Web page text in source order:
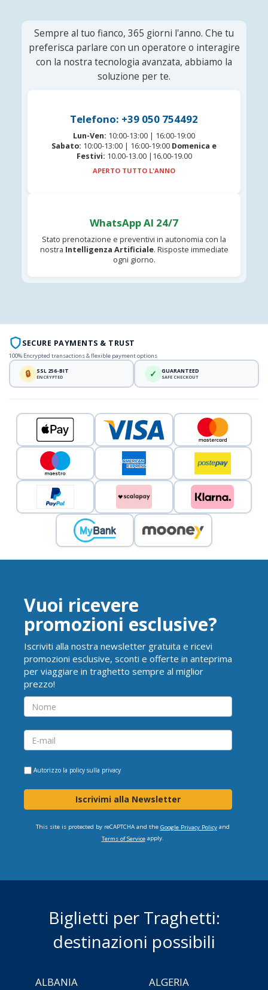
Sempre al tuo fianco, 365 giorni l'anno. Che tu
preferisca parlare con un operatore o interagire
con la nostra tecnologia avanzata, abbiamo la
soluzione per te.
Telefono: +39 050 754492
Lun-Ven: 10:00-13:00 | 16:00-19:00
Sabato: 10:00-13:00 | 16:00-19:00 Domenica e
Festivi: 10.00-13.00 |16.00-19.00
APERTO TUTTO L'ANNO
WhatsApp AI 24/7
Stato prenotazione e preventivi in autonomia con la
nostra Intelligenza Artificiale. Risposte immediate
ogni giorno.
SECURE PAYMENTS & TRUST
100% Encrypted transactions & flexible payment options
🔒 SSL 256-BIT
ENCRYPTED ✓ GUARANTEED
SAFE CHECKOUT
Vuoi ricevere
promozioni esclusive?
Iscriviti alla nostra newsletter gratuita e ricevi
promozioni esclusive, sconti e offerte in anteprima
per viaggiare in traghetto sempre al miglior
prezzo!
Autorizzo la policy sulla privacy
Iscrivimi alla Newsletter
This site is protected by reCAPTCHA and the Google Privacy Policyand
Terms of Serviceapply.
Biglietti per Traghetti:
destinazioni possibili
ALBANIA
ALGERIA